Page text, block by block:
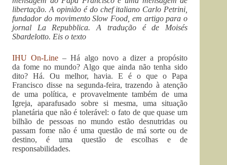
libertação. A opinião é do chef italiano Carlo Petrini,
fundador do movimento Slow Food, em artigo para o
jornal La Repubblica. A tradução é de Moisés
Sbardelotto. Eis o texto
IHU On-Line – Há algo novo a dizer a propósito
da fome no mundo? Algo que ainda não tenha sido
dito? Há. Ou melhor, havia. E é o que o Papa
Francisco disse na segunda-feira, trazendo à atenção
de uma política, e provavelmente também de uma
Igreja, aparafusado sobre si mesma, uma situação
planetária que não é tolerável: o fato de que quase um
bilhão de pessoas no mundo estão desnutridas ou
passam fome não é uma questão de má sorte ou de
destino, é uma questão de escolhas e de
responsabilidades.